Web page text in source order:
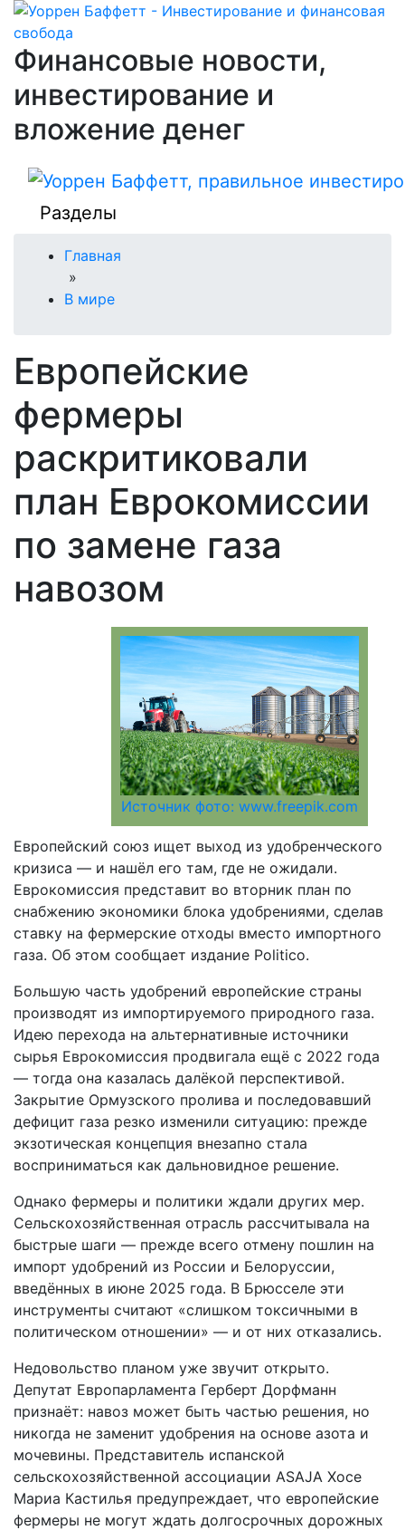
Финансовые новости,
инвестирование и
вложение денег
Разделы
Главная
»
В мире
Европейские
фермеры
раскритиковали
план Еврокомиссии
по замене газа
навозом
Источник фото: www.freepik.com
Европейский союз ищет выход из удобренческого
кризиса — и нашёл его там, где не ожидали.
Еврокомиссия представит во вторник план по
снабжению экономики блока удобрениями, сделав
ставку на фермерские отходы вместо импортного
газа. Об этом сообщает издание Politico.
Большую часть удобрений европейские страны
производят из импортируемого природного газа.
Идею перехода на альтернативные источники
сырья Еврокомиссия продвигала ещё с 2022 года
— тогда она казалась далёкой перспективой.
Закрытие Ормузского пролива и последовавший
дефицит газа резко изменили ситуацию: прежде
экзотическая концепция внезапно стала
восприниматься как дальновидное решение.
Однако фермеры и политики ждали других мер.
Сельскохозяйственная отрасль рассчитывала на
быстрые шаги — прежде всего отмену пошлин на
импорт удобрений из России и Белоруссии,
введённых в июне 2025 года. В Брюсселе эти
инструменты считают «слишком токсичными в
политическом отношении» — и от них отказались.
Недовольство планом уже звучит открыто.
Депутат Европарламента Герберт Дорфманн
признаёт: навоз может быть частью решения, но
никогда не заменит удобрения на основе азота и
мочевины. Представитель испанской
сельскохозяйственной ассоциации ASAJA Хосе
Мариа Кастилья предупреждает, что европейские
фермеры не могут ждать долгосрочных дорожных